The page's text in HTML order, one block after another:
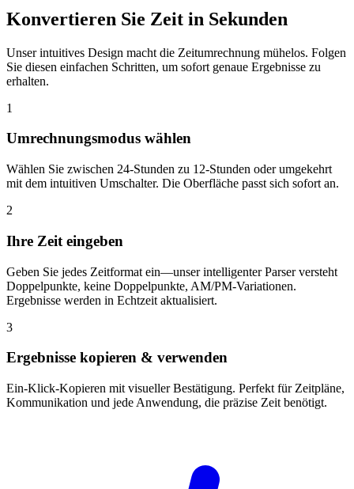
Konvertieren Sie Zeit in Sekunden
Unser intuitives Design macht die Zeitumrechnung mühelos. Folgen
Sie diesen einfachen Schritten, um sofort genaue Ergebnisse zu
erhalten.
1
Umrechnungsmodus wählen
Wählen Sie zwischen 24-Stunden zu 12-Stunden oder umgekehrt
mit dem intuitiven Umschalter. Die Oberfläche passt sich sofort an.
2
Ihre Zeit eingeben
Geben Sie jedes Zeitformat ein—unser intelligenter Parser versteht
Doppelpunkte, keine Doppelpunkte, AM/PM-Variationen.
Ergebnisse werden in Echtzeit aktualisiert.
3
Ergebnisse kopieren & verwenden
Ein-Klick-Kopieren mit visueller Bestätigung. Perfekt für Zeitpläne,
Kommunikation und jede Anwendung, die präzise Zeit benötigt.